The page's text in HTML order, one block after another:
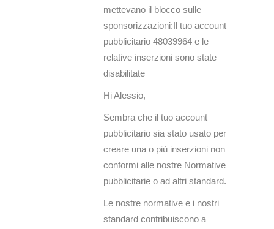
mettevano il blocco sulle
sponsorizzazioni:Il tuo account
pubblicitario 48039964 e le
relative inserzioni sono state
disabilitate
Hi Alessio,
Sembra che il tuo account
pubblicitario sia stato usato per
creare una o più inserzioni non
conformi alle nostre Normative
pubblicitarie o ad altri standard.
Le nostre normative e i nostri
standard contribuiscono a